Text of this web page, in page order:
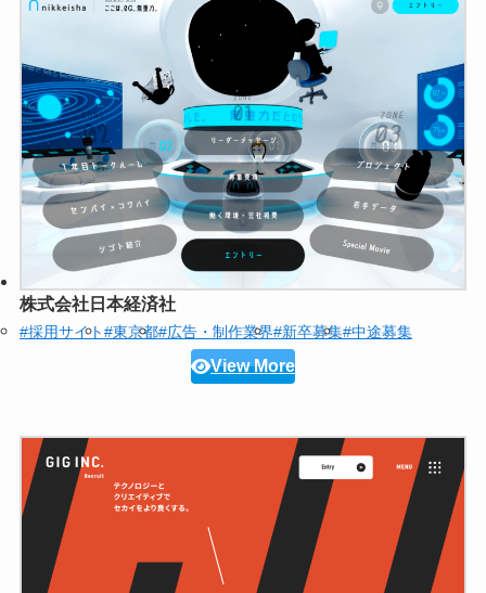
株式会社日本経済社
#採用サイト#東京都#広告・制作業界#新卒募集#中途募集
View More